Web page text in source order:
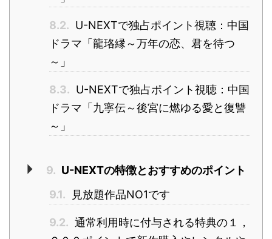
8.2. U-NEXTで独占ポイント視聴：中国
ドラマ「龍珞縁～万年の恋、君を待つ
～」
8.3. U-NEXTで独占ポイント視聴：中国
ドラマ「九寧伝～後宮に燃ゆる愛と復讐
～」
9. U-NEXTの特徴とおすすめのポイント
9.1.
見放題作品NO1です
9.2. 通常利用時に付与される特典の１，